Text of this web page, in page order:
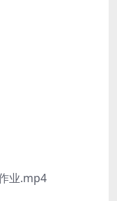
业.mp4